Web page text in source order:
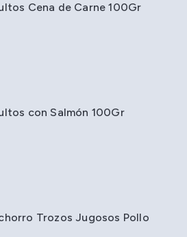
Cena de Carne 100Gr
con Salmón 100Gr
Trozos Jugosos Pollo